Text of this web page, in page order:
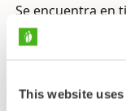
This website
Se encuentra en
forestales. Visita
tiene
Migración